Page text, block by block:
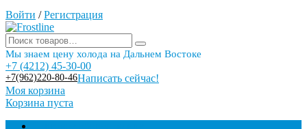
Войти / Регистрация
Мы знаем цену холода на Дальнем Востоке
+7 (4212) 45-30-00
+7(962)220-80-46Написать сейчас!
Моя корзина
Корзина пуста